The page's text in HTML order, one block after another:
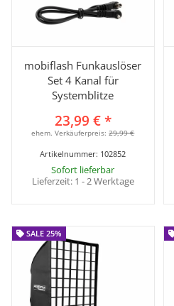
mobiflash Funkauslöser
Set 4 Kanal für
Systemblitze
23,99 €*
ehem. Verkäuferpreis:29,99 €
Artikelnummer: 102852
Sofort lieferbar
Lieferzeit: 1 - 2 Werktage
SALE 25%
SALE 25%